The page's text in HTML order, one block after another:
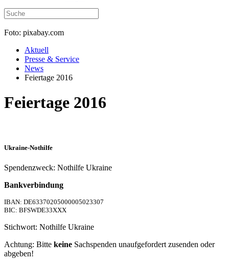
Foto: pixabay.com
Aktuell
Presse & Service
News
Feiertage 2016
Feiertage 2016
Ukraine-Nothilfe
Spendenzweck: Nothilfe Ukraine
Bankverbindung
IBAN: DE63370205000005023307
BIC: BFSWDE33XXX
Stichwort: Nothilfe Ukraine
Achtung: Bitte keine Sachspenden unaufgefordert zusenden oder
abgeben!